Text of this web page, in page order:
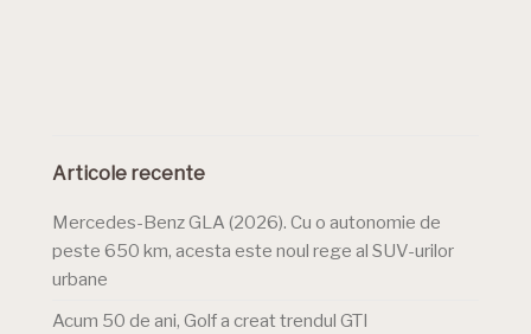
Articole recente
Mercedes-Benz GLA (2026). Cu o autonomie de
peste 650 km, acesta este noul rege al SUV-urilor
urbane
Acum 50 de ani, Golf a creat trendul GTI